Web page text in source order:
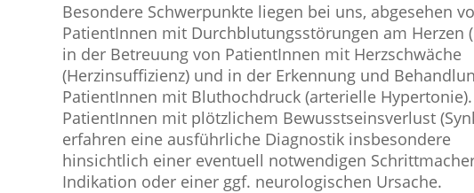
Besondere Schwerpunkte liegen bei uns, abgesehen
PatientInnen mit Durchblutungsstörungen am Herzen
in der Betreuung von PatientInnen mit Herzschwäche
(Herzinsuffizienz) und in der Erkennung und
PatientInnen mit Bluthochdruck (arterielle Hypertonie).
PatientInnen mit plötzlichem Bewusstseinsverlust
erfahren eine ausführliche Diagnostik insbesondere
hinsichtlich einer eventuell notwendigen
Indikation oder einer ggf. neurologischen Ursache.